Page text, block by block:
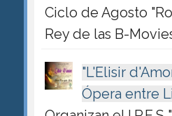
Ciclo de Agosto
Rey de las B-
"L'Elisir
Ópera entre